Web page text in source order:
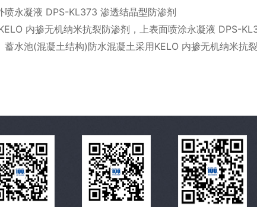
永凝液 DPS-KL373 渗透结晶型防渗剂
内掺无机纳米抗裂防渗剂，上表面喷涂永凝液 DPS-
水池(混凝土结构)防水混凝土采用KELO 内掺无机纳米抗